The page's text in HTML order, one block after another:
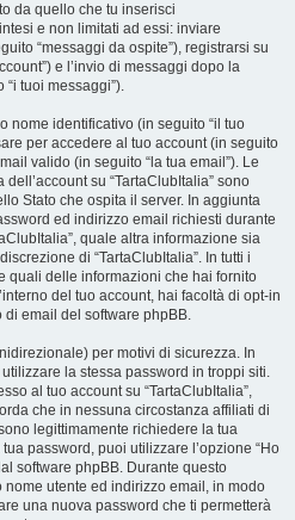
da quello che tu inserisci
e non limitati ad essi: inviare
“messaggi da ospite”), registrarsi su
e l’invio di messaggi dopo la
“i tuoi messaggi”).
nome identificativo (in seguito “il tuo
per accedere al tuo account (in seguito
valido (in seguito “la tua email”). Le
su “TartaClubItalia” sono
Stato che ospita il server. In aggiunta
ed indirizzo email richiesti durante
quale altra informazione sia
di “TartaClubItalia”. In tutti i
quali delle informazioni che hai fornito
del tuo account, hai facoltà di opt-in
email del software phpBB.
per motivi di sicurezza. In
la stessa password in troppi siti.
al tuo account su “TartaClubItalia”,
che in nessuna circostanza affiliati di
legittimamente richiedere la tua
password, puoi utilizzare l’opzione “Ho
software phpBB. Durante questo
utente ed indirizzo email, in modo
una nuova password che ti permetterà